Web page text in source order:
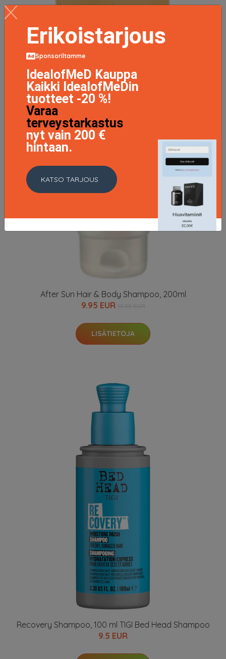
After Sun Hair & Body Shampoo, 200ml
9.95 EUR
LISÄTIETOJA
Recovery Shampoo, 100 ml TIGI Bed Head Shampoo
9.5 EUR
Erikoistarjous
Sponsoriltamme
IdealofMeD Kauppa
Kaikki IdealofMeDin
tuotteet -20 %!
Varaa
terveystarkastus
nyt vain 200 €
hintaan.
KATSO TARJOUS